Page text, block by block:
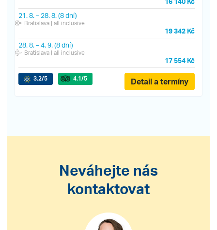
21. 8.– 28. 8.(8 dní)
Bratislava| all inclusive
19 342 Kč
28. 8.–4. 9.(8 dní)
Bratislava| all inclusive
17 554 Kč
3.2/5 4.1/5 Detail a termíny
Neváhejte nás
kontaktovat